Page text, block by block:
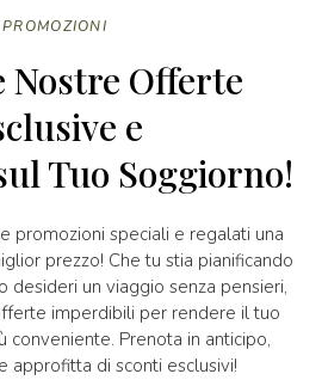
PROMOZIONI
Nostre Offerte
e
Tuo Soggiorno!
promozioni speciali e regalati una
prezzo! Che tu stia pianificando
desideri un viaggio senza pensieri,
imperdibili per rendere il tuo
conveniente. Prenota in anticipo,
approfitta di sconti esclusivi!